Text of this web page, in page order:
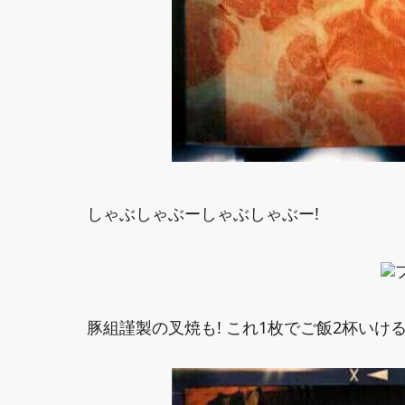
しゃぶしゃぶーしゃぶしゃぶー!
豚組謹製の叉焼も! これ1枚でご飯2杯いけ